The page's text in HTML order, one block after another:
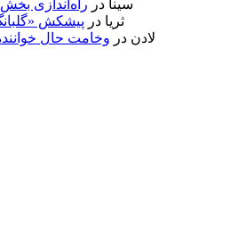
سینا در راه‌اندازی
ثریا در پیشکش
لادن در وخامت حال